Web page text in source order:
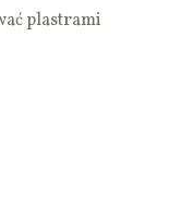
plastrami